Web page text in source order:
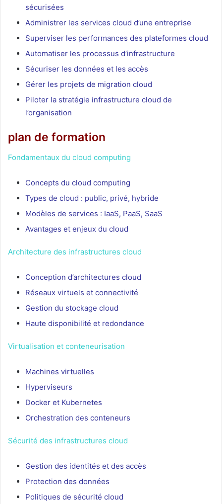
sécurisées
Administrer les services cloud d’une entreprise
Superviser les performances des plateformes cloud
Automatiser les processus d’infrastructure
Sécuriser les données et les accès
Gérer les projets de migration cloud
Piloter la stratégie infrastructure cloud de
l’organisation
plan de formation
Fondamentaux du cloud computing
Concepts du cloud computing
Types de cloud : public, privé, hybride
Modèles de services : IaaS, PaaS, SaaS
Avantages et enjeux du cloud
Architecture des infrastructures cloud
Conception d’architectures cloud
Réseaux virtuels et connectivité
Gestion du stockage cloud
Haute disponibilité et redondance
Virtualisation et conteneurisation
Machines virtuelles
Hyperviseurs
Docker et Kubernetes
Orchestration des conteneurs
Sécurité des infrastructures cloud
Gestion des identités et des accès
Protection des données
Politiques de sécurité cloud